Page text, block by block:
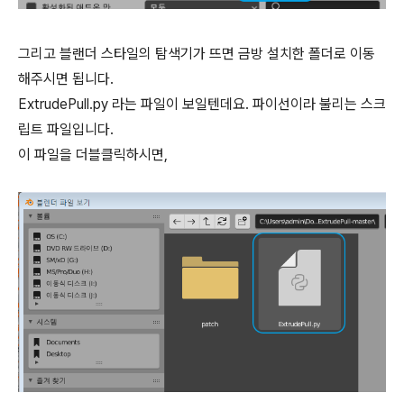
그리고 블랜더 스타일의 탐색기가 뜨면 금방 설치한 폴더로 이동
해주시면 됩니다.
ExtrudePull.py 라는 파일이 보일텐데요. 파이선이라 불리는 스크
립트 파일입니다.
이 파일을 더블클릭하시면,